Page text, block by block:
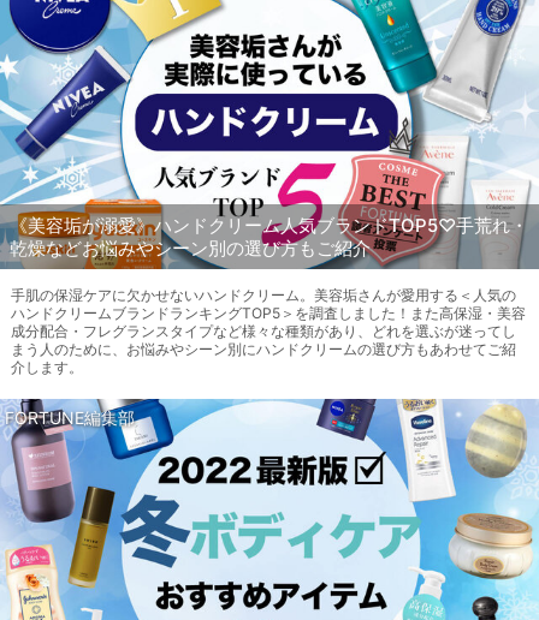
《美容垢が溺愛》ハンドクリーム人気ブランドTOP5♡手荒れ・
乾燥などお悩みやシーン別の選び方もご紹介
手肌の保湿ケアに欠かせないハンドクリーム。美容垢さんが愛用する＜人気の
ハンドクリームブランドランキングTOP5＞を調査しました！また高保湿・美容
成分配合・フレグランスタイプなど様々な種類があり、どれを選ぶが迷ってし
まう人のために、お悩みやシーン別にハンドクリームの選び方もあわせてご紹
介します。
FORTUNE編集部